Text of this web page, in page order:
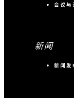
会议与
新闻
新闻发